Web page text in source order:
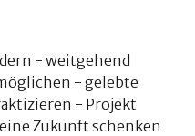
- weitgehend
- gelebte
- Projekt
Zukunft schenken